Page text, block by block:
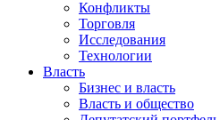
Конфликты
Торговля
Исследования
Технологии
Власть
Бизнес и власть
Власть и общество